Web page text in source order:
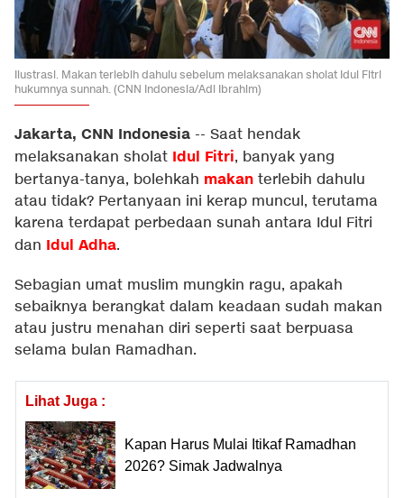
Ilustrasi. Makan terlebih dahulu sebelum melaksanakan sholat Idul Fitri
hukumnya sunnah. (CNN Indonesia/Adi Ibrahim)
Jakarta, CNN Indonesia -- Saat hendak
melaksanakan sholat Idul Fitri, banyak yang
bertanya-tanya, bolehkah makan terlebih dahulu
atau tidak? Pertanyaan ini kerap muncul, terutama
karena terdapat perbedaan sunah antara Idul Fitri
dan Idul Adha.
Sebagian umat muslim mungkin ragu, apakah
sebaiknya berangkat dalam keadaan sudah makan
atau justru menahan diri seperti saat berpuasa
selama bulan Ramadhan.
Lihat Juga :
Kapan Harus Mulai Itikaf Ramadhan
2026? Simak Jadwalnya